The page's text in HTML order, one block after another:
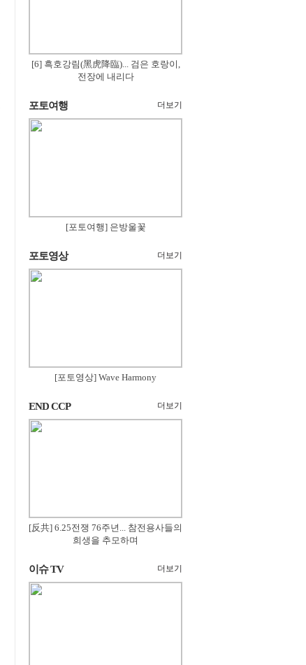
[6] 흑호강림(黑虎降臨)... 검은 호랑이,
전장에 내리다
포토여행 더보기
[포토여행] 은방울꽃
포토영상 더보기
[포토영상] Wave Harmony
END CCP 더보기
[反共] 6.25전쟁 76주년... 참전용사들의
희생을 추모하며
이슈 TV 더보기